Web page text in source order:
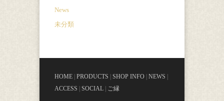
News
未分類
HOME PRODUCTS SHOP INFO NEWS
ACCESS
SOCIAL ご縁